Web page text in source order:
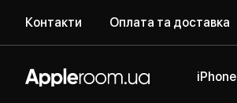
Контакти Оплата та доставка
iPhone